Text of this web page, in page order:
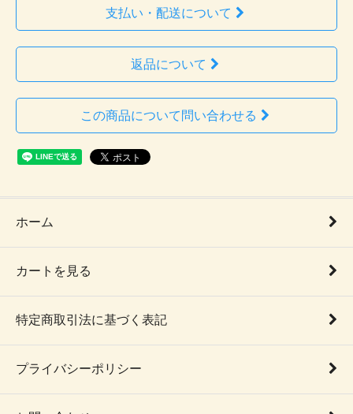
支払い・配送について
返品について
この商品について問い合わせる
ホーム
カートを見る
特定商取引法に基づく表記
プライバシーポリシー